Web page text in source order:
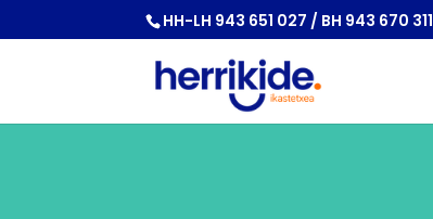
HH-LH 943 651 027 / BH 943 670 311